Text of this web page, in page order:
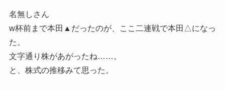
名無しさん
w杯前まで本田▲だったのが、ここ二連戦で本田△になっ
た。
文字通り株があがったね……。
と、株式の推移みて思った。